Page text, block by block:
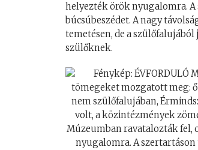
helyezték örök nyugalomra.
búcsúbeszédet. A nagy
temetésen, de a
szülőknek.